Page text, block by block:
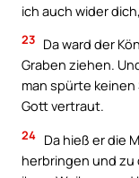
ich auch wider
23 Da ward der
Graben ziehen.
man spürte
Gott vertraut.
24 Da hieß er die
herbringen und zu